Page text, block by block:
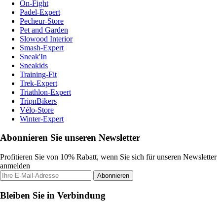
On-Fight
Padel-Expert
Pecheur-Store
Pet and Garden
Slowood Interior
Smash-Expert
Sneak'In
Sneakids
Training-Fit
Trek-Expert
Triathlon-Expert
TripnBikers
Vélo-Store
Winter-Expert
Abonnieren Sie unseren Newsletter
Profitieren Sie von 10% Rabatt, wenn Sie sich für unseren Newsletter
anmelden
Abonnieren
Bleiben Sie in Verbindung